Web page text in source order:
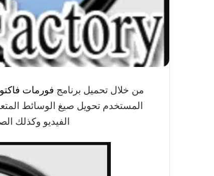
من خلال تحميل برنامج فورمات
المستخدم تحويل صيغ الوسائط
الفيديو وكذلك